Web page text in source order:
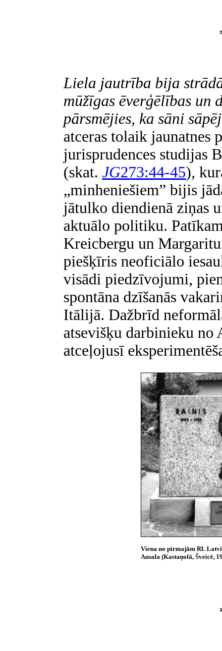
Liela jautrība bija
mūžīgas ēverģēlības un
pārsmējies, ka sāni
atceras tolaik jaunatnes
jurisprudences studijas
(skat. JG273:44-45),
„minheniešiem” bijis
jātulko diendienā ziņas
aktuālo politiku.
Kreicbergu un
piešķīris neoficiālo
visādi piedzīvojumi,
spontāna dzīšanās
Itālijā. Dažbrīd
atsevišķu darbinieku no
atceļojusī
Viena no pirmajām RL
Ausala (Kastaņolā, Šveicē,